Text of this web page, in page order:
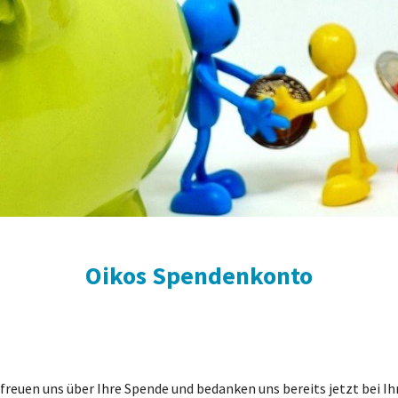
Oikos Spendenkonto
uns über Ihre Spende und bedanken uns bereits jetzt bei